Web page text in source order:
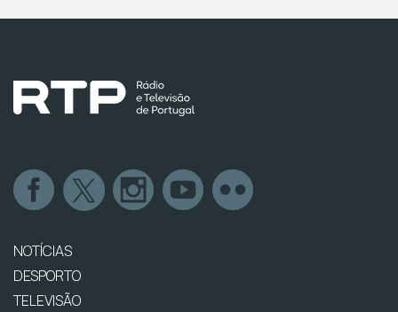
NOTÍCIAS
DESPORTO
TELEVISÃO